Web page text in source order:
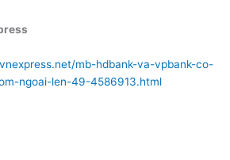
mb-hdbank-va-vpbank-co-
ngoai-len-49-4586913.html